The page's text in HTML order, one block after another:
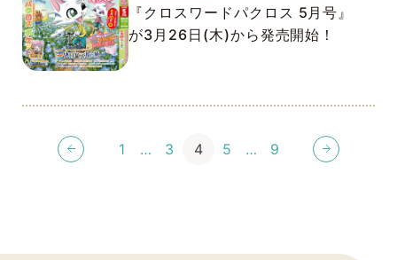
『クロスワードパクロス 5月号』
が3月26日(木)から発売開始！
1 … 3 4 5 … 9